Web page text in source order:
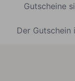
Gutscheine
Der Gutschein